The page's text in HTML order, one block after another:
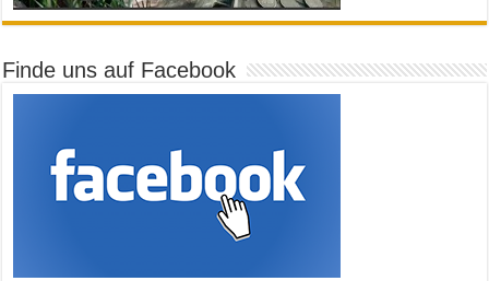
Finde uns auf Facebook